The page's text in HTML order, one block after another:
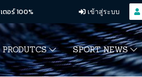
ตอร์ 100% เข้าสู่ระบบ
PRODUTCS SPORT NEWS